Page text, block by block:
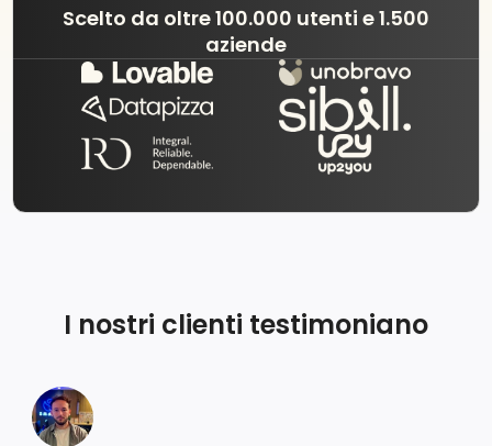
Scelto da oltre 100.000 utenti e 1.500
aziende
I nostri clienti testimoniano